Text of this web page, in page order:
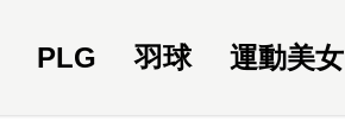
PLG 羽球 運動美女